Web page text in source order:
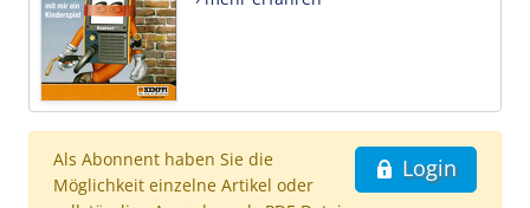
Login
Als Abonnent haben Sie die
Möglichkeit einzelne Artikel oder